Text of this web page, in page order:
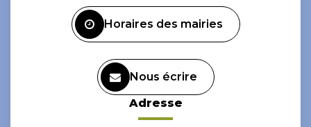
Horaires des mairies
Nous écrire
Adresse